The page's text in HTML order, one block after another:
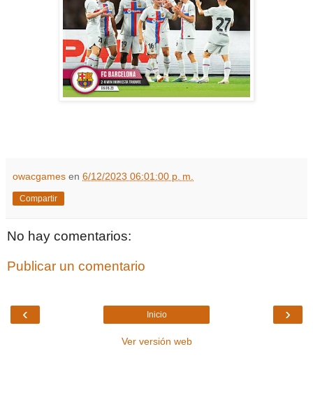
owacgames en 6/12/2023 06:01:00 p. m.
Compartir
No hay comentarios:
Publicar un comentario
‹ ›
Inicio
Ver versión web